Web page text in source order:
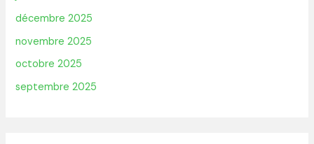
décembre 2025
novembre 2025
octobre 2025
septembre 2025